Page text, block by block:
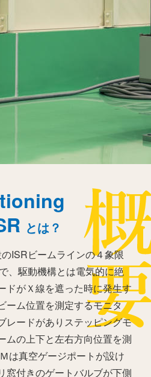
とは？
ISRビームラインの４象限
、駆動機構とは電気的に絶
ドがＸ線を遮った時に発生す
ーム位置を測定するモニタ
レードがありステッピングモ
ムの上下と左右方向位置を測
は真空ゲージポートが設け
窓付きのゲートバルブが下側